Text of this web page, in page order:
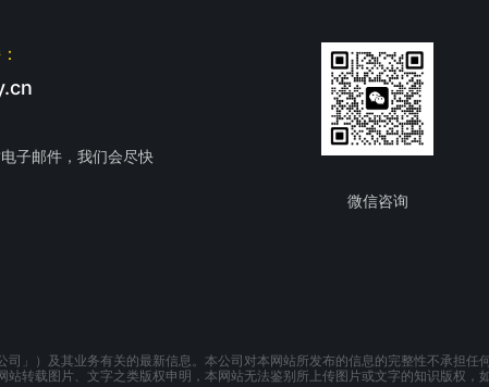
子邮件，我们会尽快
微信咨询
」）及其业务有关的最新信息。本公司对本网站所发布的信息的完整性不承担任
转载图片、文字之类版权申明，本网站无法鉴别所上传图片或文字的知识版权